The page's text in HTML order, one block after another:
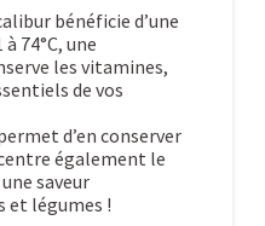
bénéficie d’une
74°C, une
les vitamines,
de vos
d’en conserver
également le
saveur
et légumes !